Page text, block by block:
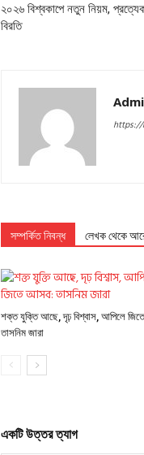
২০২৬ বিশ্বকাপে নতুন নিয়ম, প্রত্যেক
বিরতি
https://
সম্পর্কিত নিবন্ধ লেখক থেকে
শক্ত যুক্তি আছে, দৃঢ় বিশ্বাস, আপিলে
তাসনিম জারা
একটি উত্তর ত্যাগ